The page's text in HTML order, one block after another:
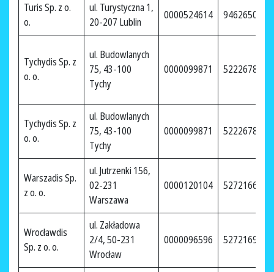
Turis Sp. z o.
o.
ul. Turystyczna 1,
20-207 Lublin
0000524614 9462650079
Tychydis Sp. z
o. o.
ul. Budowlanych
75, 43-100
Tychy
0000099871 5222678260
Tychydis Sp. z
o. o.
ul. Budowlanych
75, 43-100
Tychy
0000099871 5222678260
Warszadis Sp.
z o. o.
ul. Jutrzenki 156,
02-231
Warszawa
0000120104 5272166622
Wrocławdis
Sp. z o. o.
ul. Zakładowa
2/4, 50-231
Wrocław
0000096596 5272169141